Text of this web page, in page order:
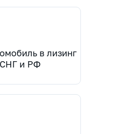
в лизинг
и РФ